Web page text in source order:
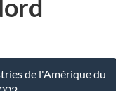
de l'Amérique du